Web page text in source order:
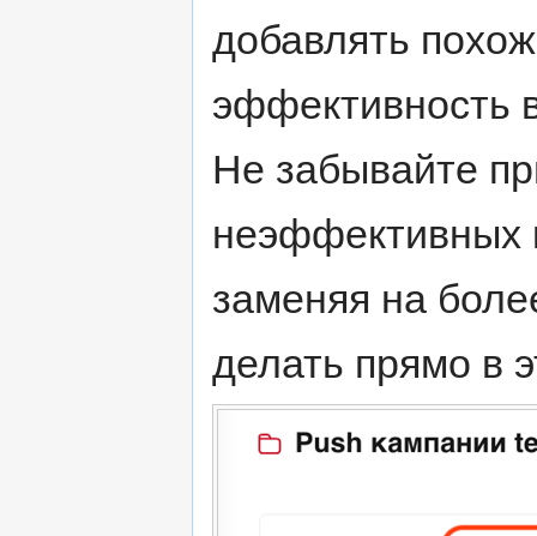
добавлять
эффективность
Не забывайте
неэффективных
заменяя на
делать прямо в